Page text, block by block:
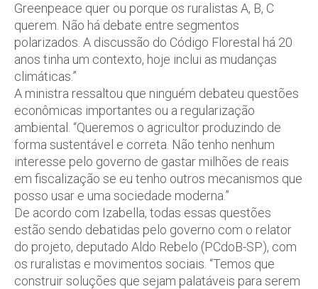
Greenpeace quer ou porque os ruralistas A, B, C
querem. Não há debate entre segmentos
polarizados. A discussão do Código Florestal há 20
anos tinha um contexto, hoje inclui as mudanças
climáticas.”
A ministra ressaltou que ninguém debateu questões
econômicas importantes ou a regularização
ambiental. “Queremos o agricultor produzindo de
forma sustentável e correta. Não tenho nenhum
interesse pelo governo de gastar milhões de reais
em fiscalização se eu tenho outros mecanismos que
posso usar e uma sociedade moderna.”
De acordo com Izabella, todas essas questões
estão sendo debatidas pelo governo com o relator
do projeto, deputado Aldo Rebelo (PCdoB-SP), com
os ruralistas e movimentos sociais. “Temos que
construir soluções que sejam palatáveis para serem